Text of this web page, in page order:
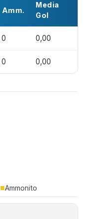
Amm.
Media
Gol
0 0,00
0 0,00
■Ammonito